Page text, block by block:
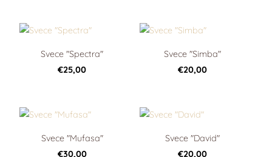
Svece "Spectra"
€25,00
Svece "Simba"
€20,00
Svece "Mufasa"
€30,00
Svece "David"
€20,00